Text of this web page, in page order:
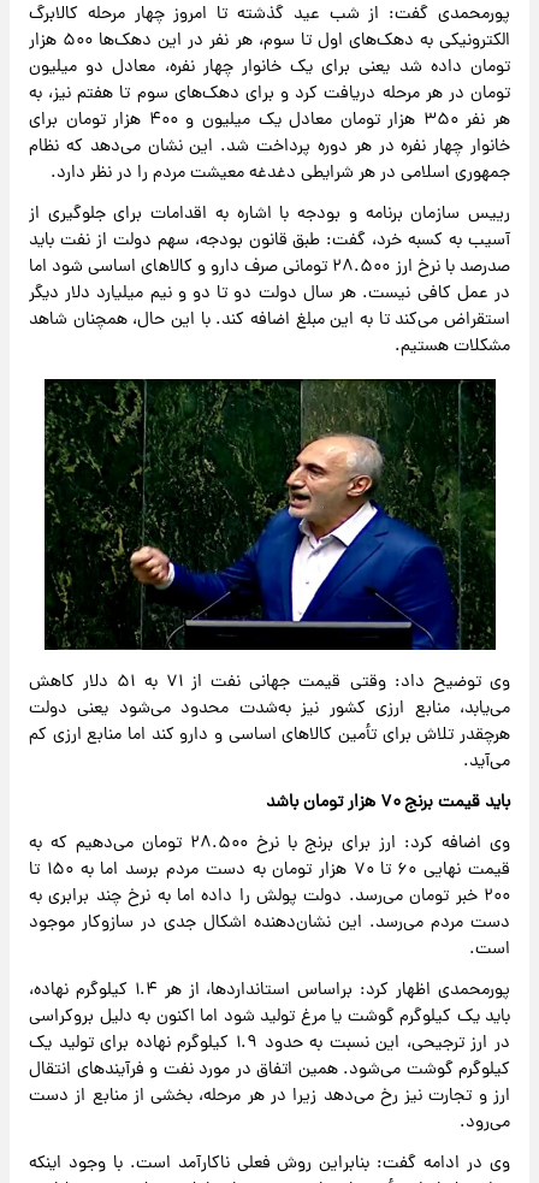
پورمحمدی گفت: از شب عید گذشته تا امروز چهار مرحله کالابرگ
الکترونیکی به دهک‌های اول تا سوم، هر نفر در این دهک‌ها ۵۰۰ هزار
تومان داده شد یعنی برای یک خانوار چهار نفره، معادل دو میلیون
تومان در هر مرحله دریافت کرد و برای دهک‌های سوم تا هفتم نیز، به
هر نفر ۳۵۰ هزار تومان معادل یک میلیون و ۴۰۰ هزار تومان برای
خانوار چهار نفره در هر دوره پرداخت شد. این نشان می‌دهد که نظام
جمهوری اسلامی در هر شرایطی دغدغه معیشت مردم را در نظر دارد.
رییس سازمان برنامه و بودجه با اشاره به اقدامات برای جلوگیری از
آسیب به کسبه خرد، گفت: طبق قانون بودجه، سهم دولت از نفت باید
صدرصد با نرخ ارز ۲۸.۵۰۰ تومانی صرف دارو و کالاهای اساسی شود اما
در عمل کافی نیست. هر سال دولت دو تا دو و نیم میلیارد دلار دیگر
استقراض می‌کند تا به این مبلغ اضافه کند. با این حال، همچنان شاهد
مشکلات هستیم.
وی توضیح داد: وقتی قیمت جهانی نفت از ۷۱ به ۵۱ دلار کاهش
می‌یابد، منابع ارزی کشور نیز به‌شدت محدود می‌شود یعنی دولت
هرچقدر تلاش برای تأمین کالاهای اساسی و دارو کند اما منابع ارزی کم
می‌آید.
باید قیمت برنج ۷۰ هزار تومان باشد
وی اضافه کرد: ارز برای برنج با نرخ ۲۸.۵۰۰ تومان می‌دهیم که به
قیمت نهایی ۶۰ تا ۷۰ هزار تومان به دست مردم برسد اما به ۱۵۰ تا
۲۰۰ خبر تومان می‌رسد. دولت پولش را داده اما به نرخ چند برابری به
دست مردم می‌رسد. این نشان‌دهنده اشکال جدی در سازوکار موجود
است.
پورمحمدی اظهار کرد: براساس استانداردها، از هر ۱.۴ کیلوگرم نهاده،
باید یک کیلوگرم گوشت یا مرغ تولید شود اما اکنون به دلیل بروکراسی
در ارز ترجیحی، این نسبت به حدود ۱.۹ کیلوگرم نهاده برای تولید یک
کیلوگرم گوشت می‌شود. همین اتفاق در مورد نفت و فرآیندهای انتقال
ارز و تجارت نیز رخ می‌دهد زیرا در هر مرحله، بخشی از منابع از دست
می‌رود.
وی در ادامه گفت: بنابراین روش فعلی ناکارآمد است. با وجود اینکه